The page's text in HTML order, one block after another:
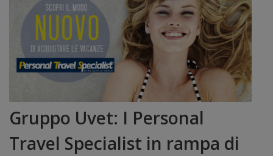
Gruppo Uvet: I Personal
Travel Specialist in rampa di